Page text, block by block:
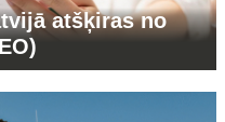
atšķiras no